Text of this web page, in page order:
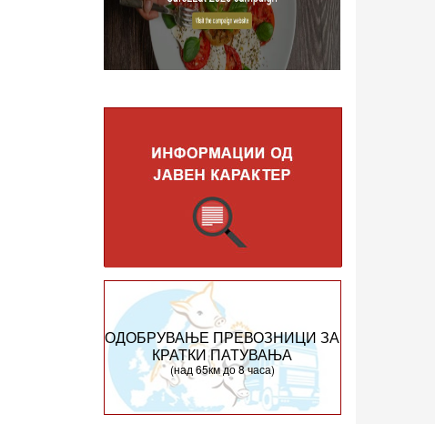
ОДОБРУВАЊЕ ПРЕВОЗНИЦИ ЗА
КРАТКИ ПАТУВАЊА
(над 65км до 8 часа)